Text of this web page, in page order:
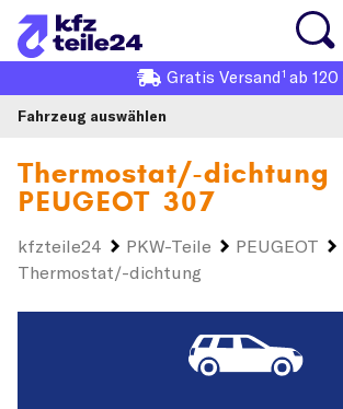
Gratis Versand1 ab 120
Fahrzeug auswählen
Thermostat/-
PEUGEOT 307
kfzteile24 PKW-Teile PEUGEOT
Thermostat/-dichtung